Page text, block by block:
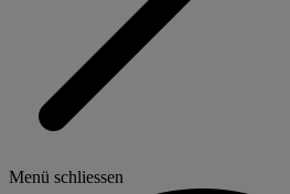
Menü schliessen